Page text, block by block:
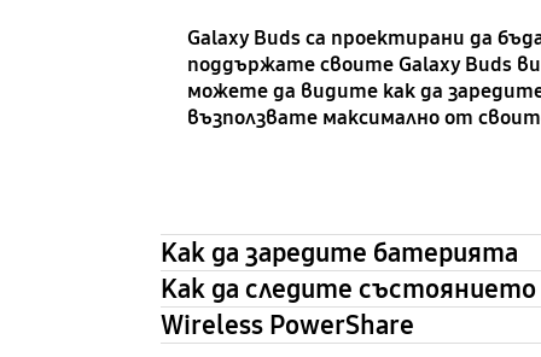
Galaxy Buds са проектирани да
поддържате своите Galaxy Buds
можете да видите как да
възползвате максимално от
Как да заредите батерията
Как да следите състоянието
Wireless PowerShare